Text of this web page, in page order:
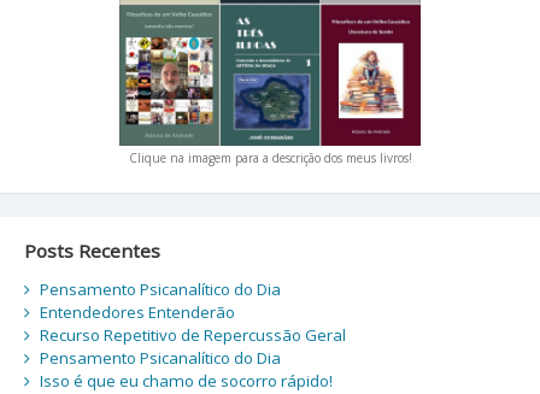
Clique na imagem para a descrição dos meus livros!
Posts Recentes
Pensamento Psicanalítico do Dia
Entendedores Entenderão
Recurso Repetitivo de Repercussão Geral
Pensamento Psicanalítico do Dia
Isso é que eu chamo de socorro rápido!